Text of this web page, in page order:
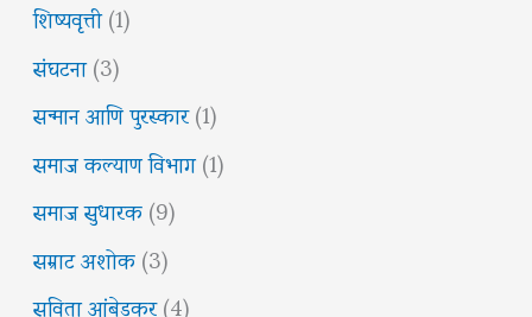
शिष्यवृत्ती(1)
संघटना(3)
सन्मान आणि पुरस्कार(1)
समाज कल्याण विभाग(1)
समाज सुधारक(9)
सम्राट अशोक(3)